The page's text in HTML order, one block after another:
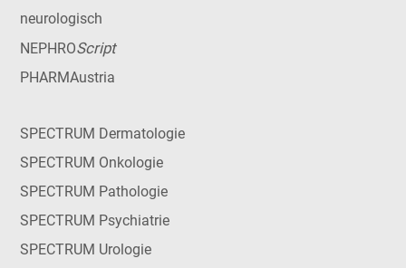
neurologisch
NEPHROScript
PHARMAustria
SPECTRUM Dermatologie
SPECTRUM Onkologie
SPECTRUM Pathologie
SPECTRUM Psychiatrie
SPECTRUM Urologie